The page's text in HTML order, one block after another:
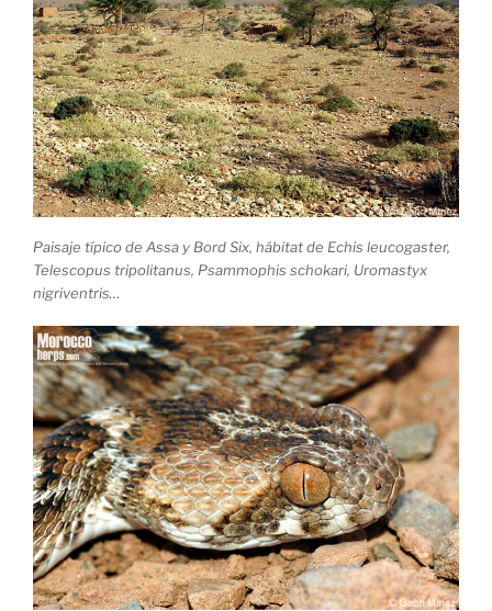
Paisaje típico de Assa y Bord Six, hábitat de Echis leucogaster,
Telescopus tripolitanus, Psammophis schokari, Uromastyx
nigriventris…